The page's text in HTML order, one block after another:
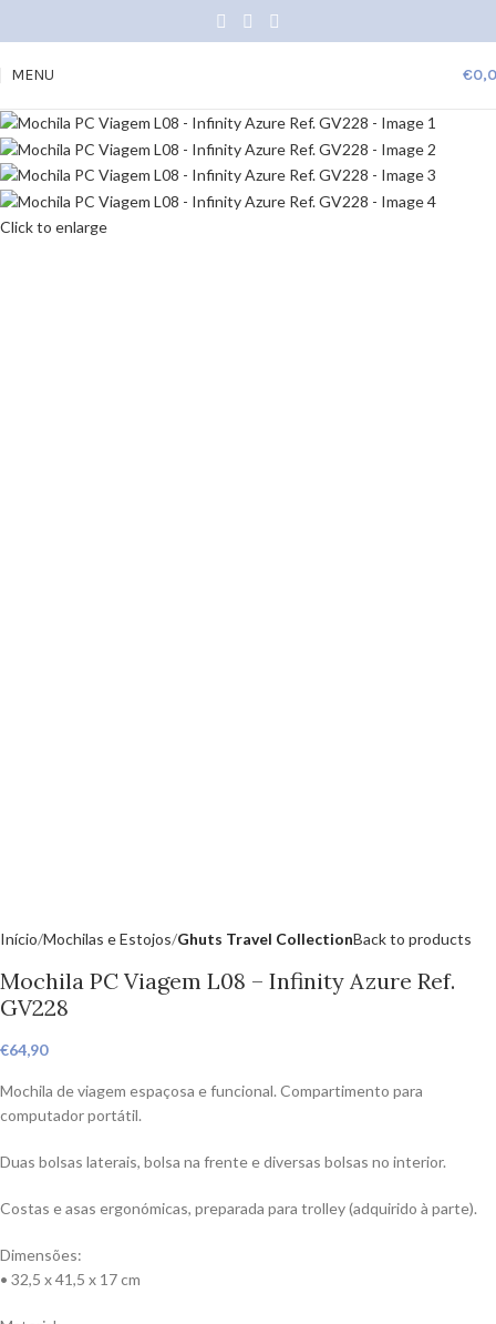
MENU €
Click to enlarge
Início Mochilas e Estojos Ghuts Travel CollectionBack to products
Mochila PC Viagem L08 – Infinity Azure Ref.
GV228
€64,90
Mochila de viagem espaçosa e funcional. Compartimento para
computador portátil.
Duas bolsas laterais, bolsa na frente e diversas bolsas no interior.
Costas e asas ergonómicas, preparada para trolley (adquirido à parte).
Dimensões:
• 32,5 x 41,5 x 17 cm